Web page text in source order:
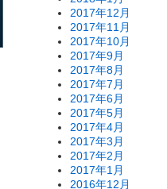
2017年12月
2017年11月
2017年10月
2017年9月
2017年8月
2017年7月
2017年6月
2017年5月
2017年4月
2017年3月
2017年2月
2017年1月
2016年12月